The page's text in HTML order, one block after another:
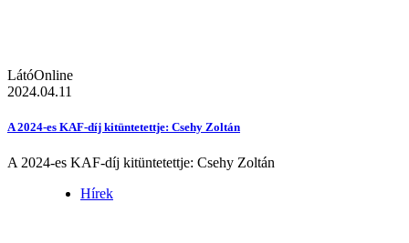
LátóOnline
2024.04.11
A 2024-es KAF-díj kitüntetettje: Csehy Zoltán
A 2024-es KAF-díj kitüntetettje: Csehy Zoltán
Hírek